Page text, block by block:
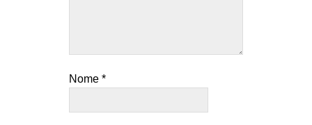
Nome *